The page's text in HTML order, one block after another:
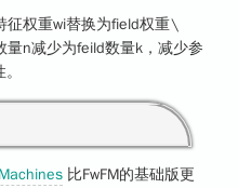
征权重wi替换为field权重\
量n减少为feild数量k，减少参
比FwFM的基础版更